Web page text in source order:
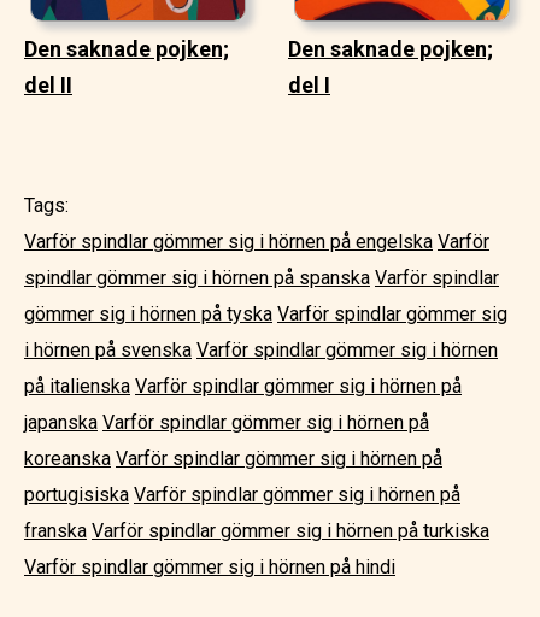
Den saknade pojken;
del II
Den saknade pojken;
del I
Tags:
Varför spindlar gömmer sig i hörnen på engelska Varför
spindlar gömmer sig i hörnen på spanska Varför spindlar
gömmer sig i hörnen på tyska Varför spindlar gömmer sig
i hörnen på svenska Varför spindlar gömmer sig i hörnen
på italienska Varför spindlar gömmer sig i hörnen på
japanska Varför spindlar gömmer sig i hörnen på
koreanska Varför spindlar gömmer sig i hörnen på
portugisiska Varför spindlar gömmer sig i hörnen på
franska Varför spindlar gömmer sig i hörnen på turkiska
Varför spindlar gömmer sig i hörnen på hindi